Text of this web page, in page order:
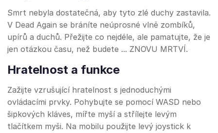
Smrt nebyla dostatečná, aby tyto zlé duchy zastavila.
V Dead Again se bráníte neúprosné vlně zombíků,
upírů a duchů. Přežijte co nejdéle, ale pamatujte, že je
jen otázkou času, než budete ... ZNOVU MRTVÍ.
Hratelnost a funkce
Zažijte vzrušující hratelnost s jednoduchými
ovládacími prvky. Pohybujte se pomocí WASD nebo
šipkových kláves, mířte myší a střílejte levým
tlačítkem myši. Na mobilu použijte levý joystick k